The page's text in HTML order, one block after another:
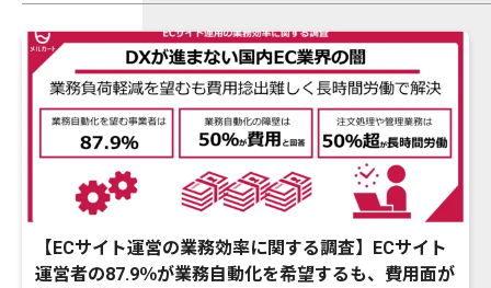
【ECサイト運営の業務効率に関する調査】ECサイト
運営者の87.9％が業務自動化を希望するも、費用面が